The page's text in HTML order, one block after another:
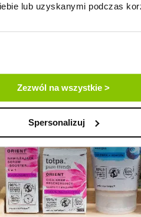
lub uzyskanymi podczas
Zezwól na wszystkie >
Spersonalizuj